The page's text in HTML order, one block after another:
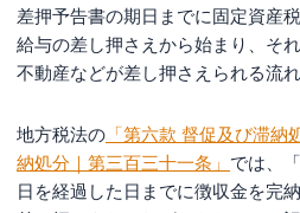
差押予告書の期日までに固定資産
給与の差し押さえから始まり、そ
不動産などが差し押さえられる流れ
地方税法の 「第六款 督促及び滞
納処分｜第三百三十一条」 では、
日を経過した日までに徴収金を完